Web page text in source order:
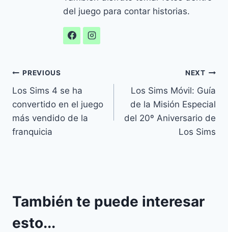
del juego para contar historias.
Navegación
de
entradas
PREVIOUS
Los Sims 4 se ha
convertido en el juego
más vendido de la
franquicia
NEXT
Los Sims Móvil: Guía
de la Misión Especial
del 20º Aniversario de
Los Sims
También te puede interesar
esto...